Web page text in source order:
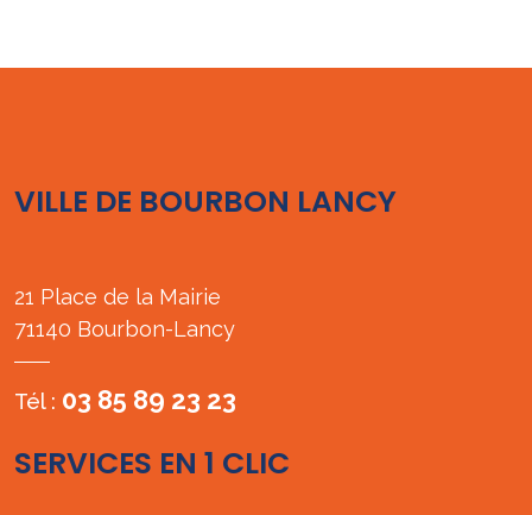
VILLE DE BOURBON LANCY
21 Place de la Mairie
71140 Bourbon-Lancy
Tél : 03 85 89 23 23
SERVICES EN 1 CLIC